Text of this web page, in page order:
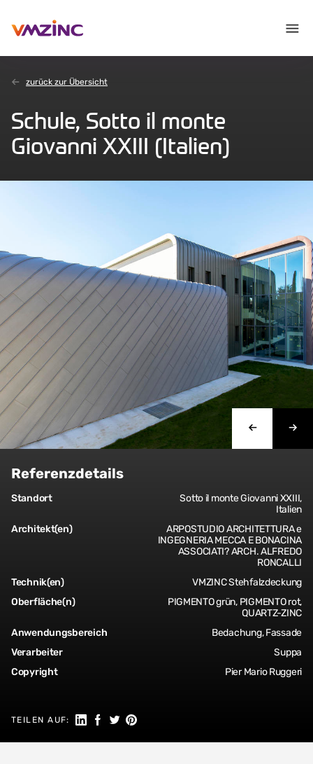
zurück zur Übersicht
Schule, Sotto il monte
Giovanni XXIII (Italien)
Referenzdetails
Standort
Sotto il monte Giovanni XXIII,
Italien
Architekt(en)
ARPOSTUDIO ARCHITETTURA e
INGEGNERIA MECCA E BONACINA
ASSOCIATI? ARCH. ALFREDO
RONCALLI
Technik(en)
VMZINC Stehfalzdeckung
Oberfläche(n)
PIGMENTO grün, PIGMENTO rot,
QUARTZ-ZINC
Anwendungsbereich
Bedachung, Fassade
Verarbeiter
Suppa
Copyright
Pier Mario Ruggeri
TEILEN AUF: Auf LinkedIn teilen
Auf Facebook teilen
Auf Twitter teilen
Auf Pinterest teilen